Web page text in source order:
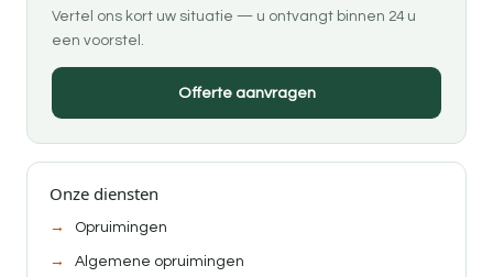
Vertel ons kort uw situatie — u ontvangt binnen 24 u
een voorstel.
Offerte aanvragen
Onze diensten
Opruimingen
Algemene opruimingen